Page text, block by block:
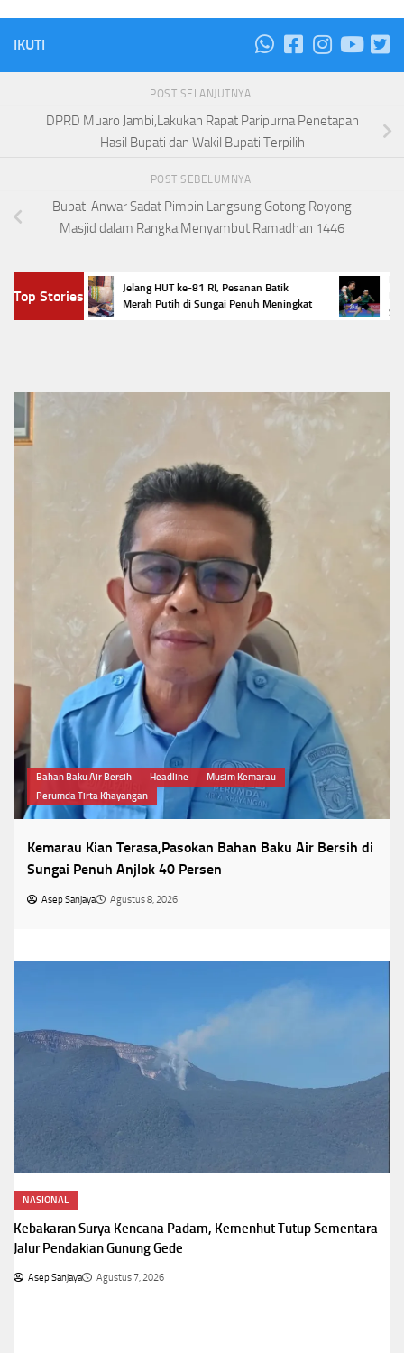
IKUTI
POST SELANJUTNYA
DPRD Muaro Jambi,Lakukan Rapat Paripurna Penetapan
Hasil Bupati dan Wakil Bupati Terpilih
POST SEBELUMNYA
Bupati Anwar Sadat Pimpin Langsung Gotong Royong
Masjid dalam Rangka Menyambut Ramadhan 1446
Top Stories
Jelang HUT ke-81 RI, Pesanan Batik
Merah Putih di Sungai Penuh Meningkat
Empat
Masters
Bahan Baku Air Bersih Headline
Musim Kemarau
Perumda Tirta Khayangan
Kemarau Kian Terasa,Pasokan Bahan Baku Air Bersih di
Sungai Penuh Anjlok 40 Persen
Asep Sanjaya Agustus 8, 2026
NASIONAL
Kebakaran Surya Kencana Padam, Kemenhut Tutup Sementara
Jalur Pendakian Gunung Gede
Asep Sanjaya Agustus 7, 2026